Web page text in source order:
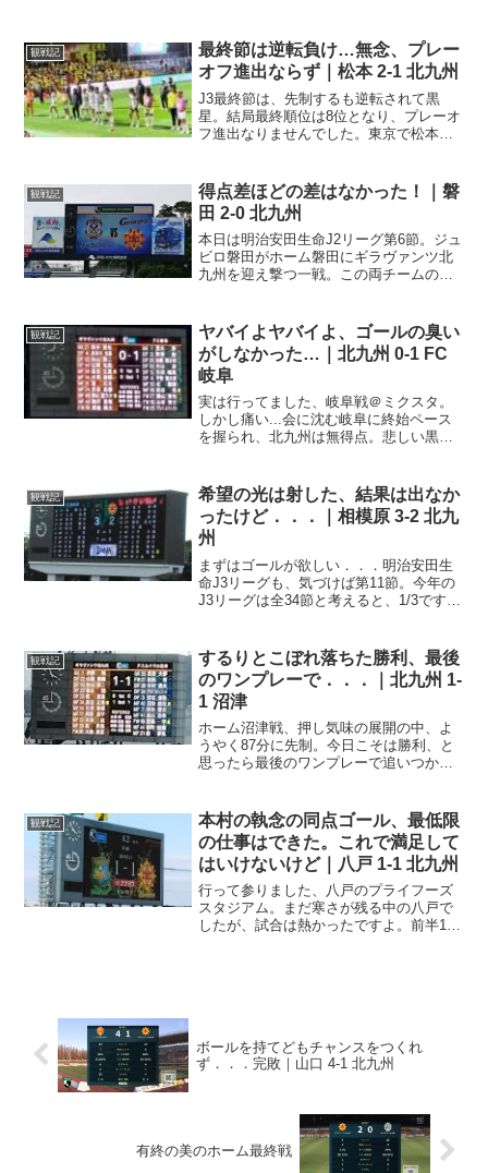
観戦記
最終節は逆転負け…無念、プレー
オフ進出ならず｜松本 2-1 北九州
J3最終節は、先制するも逆転されて黒
星。結局最終順位は8位となり、プレーオ
フ進出なりませんでした。東京で松本ホ
見てみますと、こんな感じ。順位チーム
勝点得失点5鹿児島...
観戦記
得点差ほどの差はなかった！｜磐
田 2-0 北九州
本日は明治安田生命J2リーグ第6節。ジュ
ビロ磐田がホーム磐田にギラヴァンツ北
九州を迎え撃つ一戦。この両チームの対
ホーム、ジュビロ磐田のスターティング
イレブンを見てみます...
観戦記
ヤバイよヤバイよ、ゴールの臭い
がしなかった…｜北九州 0-1 FC
岐阜
実は行ってました、岐阜戦＠ミクスタ。
しかし痛い...会に沈む岐阜に終始ペース
を握られ、北九州は無得点。悲しい黒星
んですよ。北九州を離れてから、コロナ
のときを除いて、年に...
観戦記
希望の光は射した、結果は出なか
ったけど．．．｜相模原 3-2 北九
州
まずはゴールが欲しい．．．明治安田生
命J3リーグも、気づけば第11節。今年の
J3リーグは全34節と考えると、1/3ですか
ここのところリーグ戦は6試合連続でノー
ゴール。ゴ...
観戦記
するりとこぼれ落ちた勝利、最後
のワンプレーで．．．｜北九州 1-
1 沼津
ホーム沼津戦、押し気味の展開の中、よ
うやく87分に先制。今日こそは勝利、と
思ったら最後のワンプレーで追いつかれ
州に赴任していたことがありました。そ
のときに近くの本城陸...
観戦記
本村の執念の同点ゴール、最低限
の仕事はできた。これで満足して
はいけないけど｜八戸 1-1 北九州
行って参りました、八戸のプライフーズ
スタジアム。まだ寒さが残る中の八戸で
したが、試合は熱かったですよ。前半11
ボールを持てどもチャンスをつくれ
ず．．．完敗｜山口 4-1 北九州
有終の美のホーム最終戦